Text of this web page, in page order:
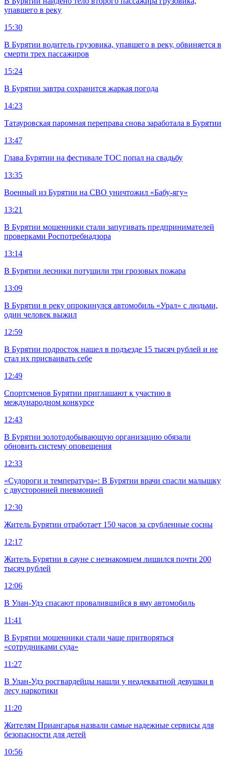
упавшего в реку
15:30
В Бурятии водитель грузовика, упавшего в реку, обвиняется в
смерти трех пассажиров
15:24
В Бурятии завтра сохранится жаркая погода
14:23
Татауровская паромная переправа снова заработала в Бурятии
13:47
Глава Бурятии на фестивале ТОС попал на свадьбу
13:35
Военный из Бурятии на СВО уничтожил «Бабу-ягу»
13:21
В Бурятии мошенники стали запугивать предпринимателей
проверками Роспотребнадзора
13:14
В Бурятии лесники потушили три грозовых пожара
13:09
В Бурятии в реку опрокинулся автомобиль «Урал» с людьми,
один человек выжил
12:59
В Бурятии подросток нашел в подъезде 15 тысяч рублей и не
стал их присваивать себе
12:49
Спортсменов Бурятии приглашают к участию в
международном конкурсе
12:43
В Бурятии золотодобывающую организацию обязали
обновить систему оповещения
12:33
«Судороги и температура»: В Бурятии врачи спасли малышку
с двусторонней пневмонией
12:30
Житель Бурятии отработает 150 часов за срубленные сосны
12:17
Житель Бурятии в сауне с незнакомцем лишился почти 200
тысяч рублей
12:06
В Улан-Удэ спасают провалившийся в яму автомобиль
11:41
В Бурятии мошенники стали чаще притворяться
«сотрудниками суда»
11:27
В Улан-Удэ росгвардейцы нашли у неадекватной девушки в
лесу наркотики
11:20
Жителям Приангарья назвали самые надежные сервисы для
безопасности для детей
10:56